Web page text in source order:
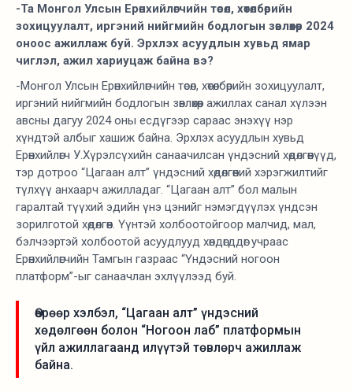
-Та Монгол Улсын Ерөнхийлөгчийн төсөл, хөтөлбөрийн
зохицуулалт, иргэний нийгмийн бодлогын зөвлөхөөр 2024
оноос ажиллаж буй. Эрхлэх асуудлын хувьд ямар
чиглэл, ажил хариуцаж байна вэ?
-Монгол Улсын Ерөнхийлөгчийн төсөл, хөтөлбөрийн зохицуулалт,
иргэний нийгмийн бодлогын зөвлөхөөр ажиллах санал хүлээн
авсны дагуу 2024 оны есдүгээр сараас энэхүү нэр
хүндтэй албыг хашиж байна. Эрхлэх асуудлын хувьд
Ерөнхийлөгч У.Хүрэлсүхийн санаачилсан үндэсний хөдөлгөөнүүд,
тэр дотроо “Цагаан алт” үндэсний хөдөлгөөний хэрэгжилтийг
түлхүү анхаарч ажилладаг. “Цагаан алт” бол малын
гаралтай түүхий эдийн үнэ цэнийг нэмэгдүүлэх үндсэн
зорилготой хөдөлгөөн. Үүнтэй холбоотойгоор малчид, мал,
бэлчээртэй холбоотой асуудлууд хөндөгддөг учраас
Ерөнхийлөгчийн Тамгын газраас “Үндэсний ногоон
платформ”-ыг санаачлан эхлүүлээд буй.
Өөрөөр хэлбэл, “Цагаан алт” үндэсний
хөдөлгөөн болон “Ногоон лаб” платформын
үйл ажиллагаанд илүүтэй төвлөрч ажиллаж
байна.